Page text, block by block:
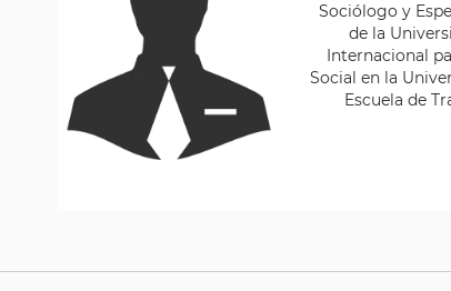
Sociólogo y
de la
Internacional
Social en la
Escuela de